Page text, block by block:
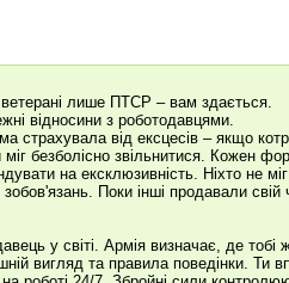
лише ПТСР – вам здається.
відносини з роботодавцями.
страхувала від ексцесів – якщо
безболісно звільнитися. Кожен
на ексклюзивність. Ніхто не
Поки інші продавали
у світі. Армія визначає, де
вигляд та правила поведінки. Ти